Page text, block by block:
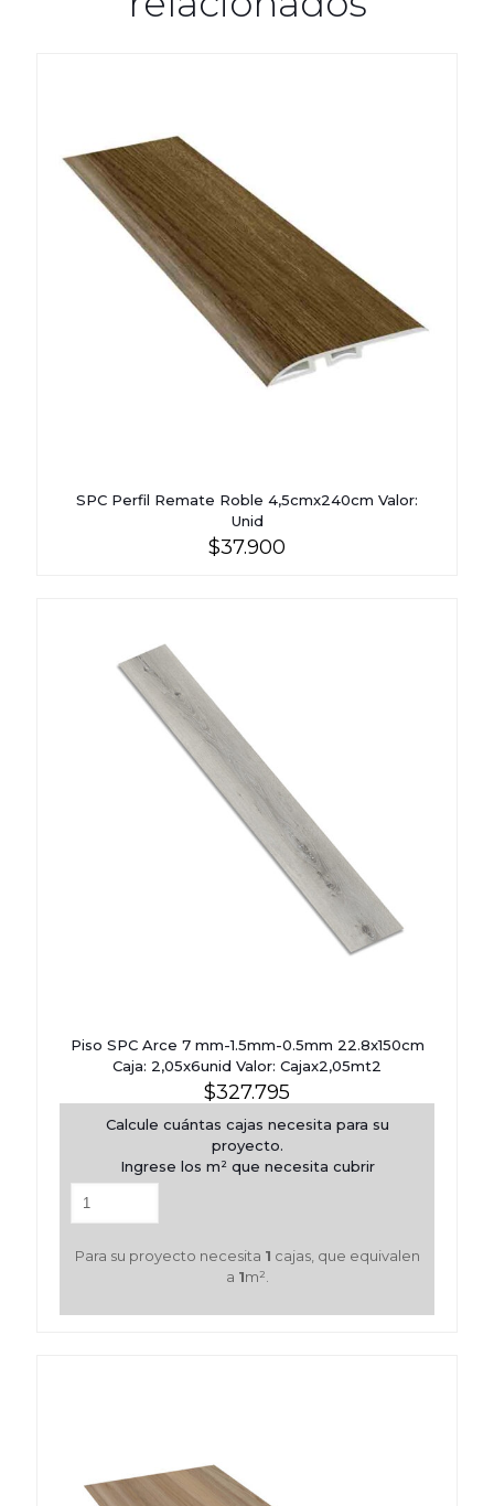
SPC Perfil Remate Roble 4,5cmx240cm Valor:
Unid
$37.900
Piso SPC Arce 7 mm-1.5mm-0.5mm 22.8x150cm
Caja: 2,05x6unid Valor: Cajax2,05mt2
$327.795
Calcule cuántas cajas necesita para su
proyecto.
Ingrese los m² que necesita cubrir
Para su proyecto necesita 1 cajas, que equivalen
a 1m².